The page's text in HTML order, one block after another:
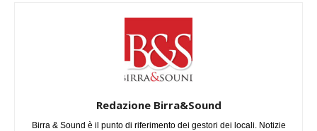
Redazione Birra&Sound
Birra & Sound è il punto di riferimento dei gestori dei locali. Notizie